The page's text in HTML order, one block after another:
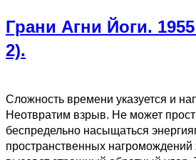
Грани Агни Йоги.
2).
Сложность времени указуется и
Неотвратим взрыв. Не может
беспредельно насыщаться
пространственных нагромождений